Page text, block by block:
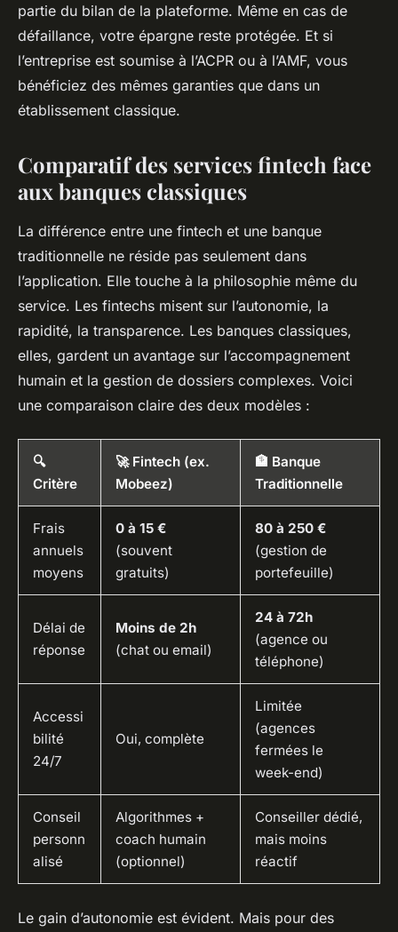
partie du bilan de la plateforme. Même en cas de
défaillance, votre épargne reste protégée. Et si
l’entreprise est soumise à l’ACPR ou à l’AMF, vous
bénéficiez des mêmes garanties que dans un
établissement classique.
Comparatif des services fintech face
aux banques classiques
La différence entre une fintech et une banque
traditionnelle ne réside pas seulement dans
l’application. Elle touche à la philosophie même du
service. Les fintechs misent sur l’autonomie, la
rapidité, la transparence. Les banques classiques,
elles, gardent un avantage sur l’accompagnement
humain et la gestion de dossiers complexes. Voici
une comparaison claire des deux modèles :
🔍
Critère
🚀 Fintech (ex.
Mobeez)
🏦 Banque
Traditionnelle
Frais
annuels
moyens
0 à 15 €
(souvent
gratuits)
80 à 250 €
(gestion de
portefeuille)
Délai de
réponse
Moins de 2h
(chat ou email)
24 à 72h
(agence ou
téléphone)
Accessi
bilité
24/7
Oui, complète
Limitée
(agences
fermées le
week-end)
Conseil
personn
alisé
Algorithmes +
coach humain
(optionnel)
Conseiller dédié,
mais moins
réactif
Le gain d’autonomie est évident. Mais pour des